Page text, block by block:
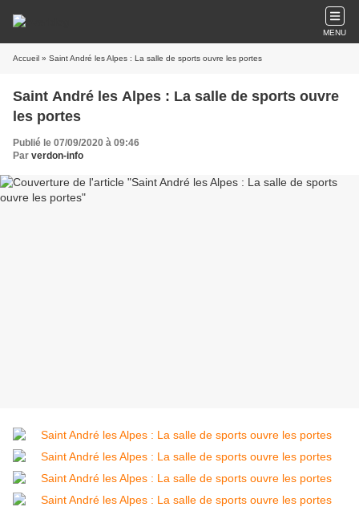
MENU
Accueil » Saint André les Alpes : La salle de sports ouvre les portes
Saint André les Alpes : La salle de sports ouvre
les portes
Publié le 07/09/2020 à 09:46
Par verdon-info